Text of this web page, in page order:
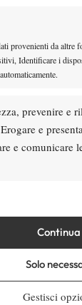
provenienti da altre
Identificare i
prevenire e
e
e comunicare
Continua
Solo
Gestisci
Quinzi Itf
Napolitano
per inviare un